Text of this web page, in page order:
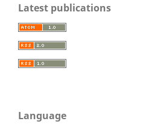
Latest publications
Language